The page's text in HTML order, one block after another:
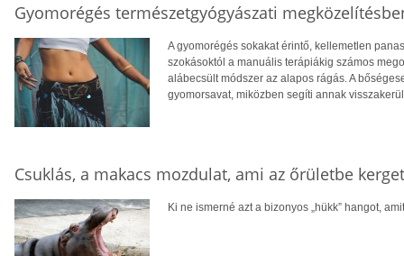
Gyomorégés természetgyógyászati
A gyomorégés sokakat érintő, kellemetlen
szokásoktól a manuális terápiákig számos
alábecsült módszer az alapos rágás. A
gyomorsavat, miközben segíti annak
Csuklás, a makacs mozdulat, ami az őrületbe kerget
Ki ne ismerné azt a bizonyos „hükk” hangot,